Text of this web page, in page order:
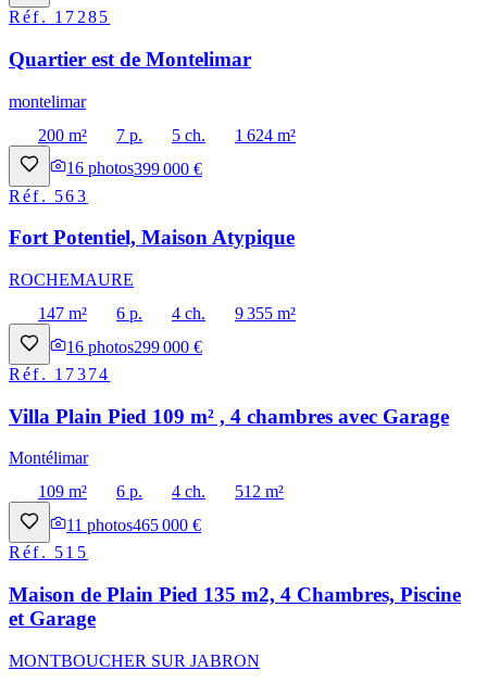
Réf. 17285
Quartier est de Montelimar
montelimar
200 m²
7 p. 5 ch.
1 624 m²
16 photos399 000 €
Réf. 563
Fort Potentiel, Maison Atypique
ROCHEMAURE
147 m²
6 p. 4 ch.
9 355 m²
16 photos299 000 €
Réf. 17374
Villa Plain Pied 109 m² , 4 chambres avec Garage
Montélimar
109 m²
6 p. 4 ch.
512 m²
11 photos465 000 €
Réf. 515
Maison de Plain Pied 135 m2, 4 Chambres, Piscine
et Garage
MONTBOUCHER SUR JABRON